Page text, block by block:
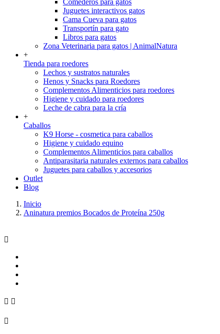
Comederos para gatos
Juguetes interactivos gatos
Cama Cueva para gatos
Transportín para gato
Libros para gatos
Zona Veterinaria para gatos | AnimalNatura
+
Tienda para roedores
Lechos y sustratos naturales
Henos y Snacks para Roedores
Complementos Alimenticios para roedores
Higiene y cuidado para roedores
Leche de cabra para la cría
+
Caballos
K9 Horse - cosmetica para caballos
Higiene y cuidado equino
Complementos Alimenticios para caballos
Antiparasitaria naturales externos para caballos
Juguetes para caballos y accesorios
Outlet
Blog
Inicio
Aninatura premios Bocados de Proteína 250g

 
